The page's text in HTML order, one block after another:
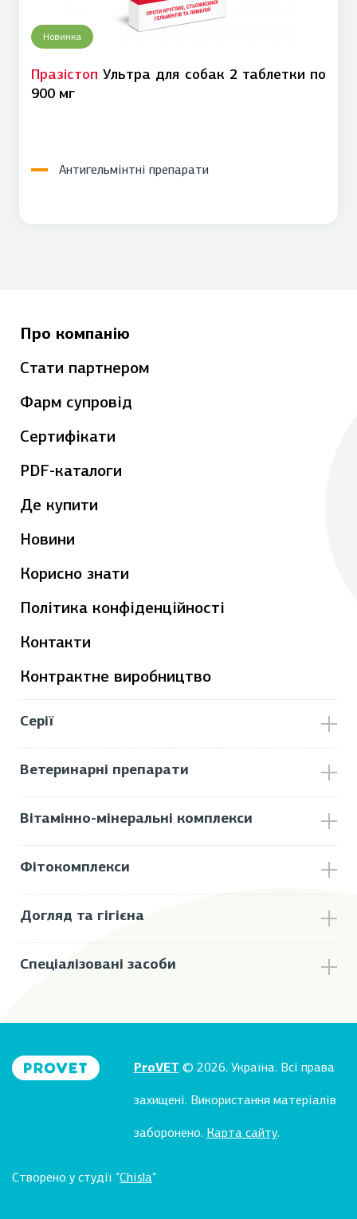
Новинка
ПразістопУльтра для собак 2 таблетки по
900 мг
Антигельмінтні препарати
Про компанію
Стати партнером
Фарм супровід
Сертифікати
PDF-каталоги
Де купити
Новини
Корисно знати
Політика конфіденційності
Контакти
Контрактне виробництво
Серії
Ветеринарні препарати
Вітамінно-мінеральні комплекси
Фітокомплекси
Догляд та гігієна
Спеціалізовані засоби
ProVET © 2026, Україна. Всі права
захищені. Використання матеріалів
заборонено. Карта сайту.
Створено у студії "Chisla"